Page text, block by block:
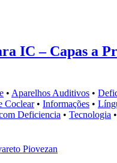
IC – Capas a
• Aparelhos Auditivos •
Coclear • Informações •
Deficiencia • Tecnologia •
Piovezan